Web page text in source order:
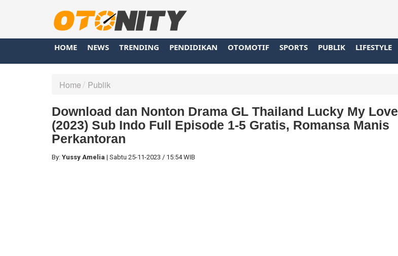
HOME NEWS TRENDING PENDIDIKAN OTOMOTIF SPORTS PUBLIK LIFESTYLE
Home Publik
Download dan Nonton Drama GL Thailand Lucky My Love
(2023) Sub Indo Full Episode 1-5 Gratis, Romansa Manis
Perkantoran
By: Yussy Amelia | Sabtu 25-11-2023 / 15:54 WIB